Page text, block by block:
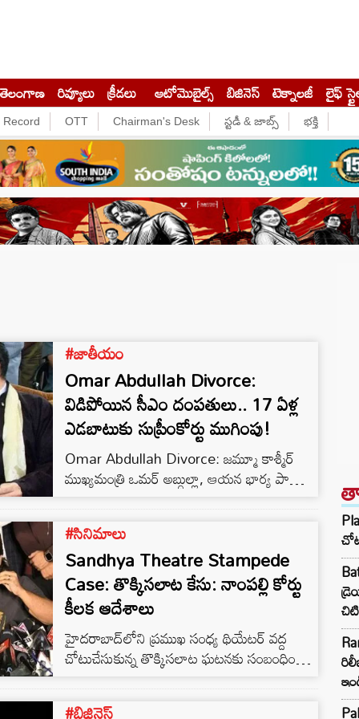
తెలంగాణ రివ్యూలు క్రీడలు ఆటోమొబైల్స్ బిజినెస్‌ టెక్నాలజీ లైఫ్
OTT Chairman's Desk స్టడీ & జాబ్స్ భక్తి
#జాతీయం
Omar Abdullah Divorce:
విడిపోయిన సీఎం దంపతులు.. 17 ఏళ్ల
ఎడబాటుకు సుప్రీంకోర్టు ముగింపు!
Omar Abdullah Divorce: జమ్మూ కాశ్మీర్
ముఖ్యమంత్రి ఒమర్ అబ్దుల్లా, ఆయన భార్య పాయల్
అబ్దుల్లా దాంపత్య బంధానికి అధికారికంగా ముగింపు
దంపతులు పరస్పర అంగీకారంతో విడాకులు
తీసుకోవాలని నిర్ణయించుకోగా, వారి అభ్యర్థనకు
సుప్రీంకోర్టు ఆమోదం తెలిపింది. అలాగే ఒకరిపై
ఒకరు దాఖలు చేసుకున్న అన్ని న్యాయపరమైన
కేసులను ఉపసంహరించుకోవడానికి కూడా ఇరు
పక్షాలు అంగీకరించాయి. ఈ కేసును జస్టిస్
పి.ఎస్.నరసింహ, జస్టిస్ అలోక్ అరధే ధర్మాసనం…
#సినిమాలు
Sandhya Theatre Stampede
Case: తొక్కిసలాట కేసు: నాంపల్లి కోర్టు
కీలక ఆదేశాలు
హైదరాబాద్‌లోని ప్రముఖ సంధ్య థియేటర్ వద్ద
చోటుచేసుకున్న తొక్కిసలాట ఘటనకు సంబంధించి
నాంపల్లి కోర్టులో విచారణ కొనసాగింది. కేసు
#బిజినెస్‌